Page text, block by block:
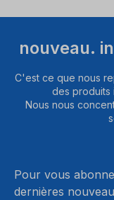
nouveau.
C'est ce que nous
des produits
Nous nous
Pour vous
dernières